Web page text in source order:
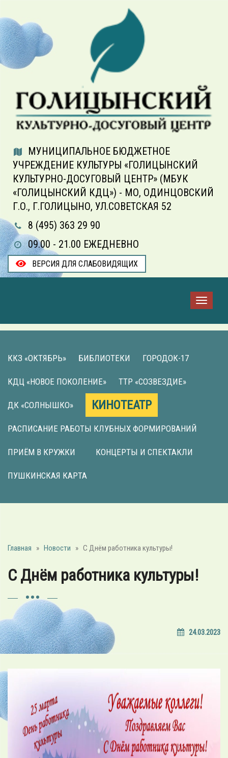
МУНИЦИПАЛЬНОЕ БЮДЖЕТНОЕ
УЧРЕЖДЕНИЕ КУЛЬТУРЫ «ГОЛИЦЫНСКИЙ
КУЛЬТУРНО-ДОСУГОВЫЙ ЦЕНТР» (МБУК
«ГОЛИЦЫНСКИЙ КДЦ») - МО, ОДИНЦОВСКИЙ
Г.О., Г.ГОЛИЦЫНО, УЛ.СОВЕТСКАЯ 52
8 (495) 363 29 90
09.00 - 21.00 ЕЖЕДНЕВНО
ВЕРСИЯ ДЛЯ СЛАБОВИДЯЩИХ
ККЗ «ОКТЯБРЬ» БИБЛИОТЕКИ ГОРОДОК-17
КДЦ «НОВОЕ ПОКОЛЕНИЕ» ТТР «СОЗВЕЗДИЕ»
ДК «СОЛНЫШКО» КИНОТЕАТР
РАСПИСАНИЕ РАБОТЫ КЛУБНЫХ ФОРМИРОВАНИЙ
ПРИЁМ В КРУЖКИ КОНЦЕРТЫ И СПЕКТАКЛИ
ПУШКИНСКАЯ КАРТА
Главная » Новости » С Днём работника культуры!
С Днём работника культуры!
24.03.2023